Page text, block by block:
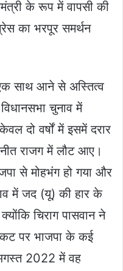
के रूप में वापसी की
का भरपूर समर्थन
साथ आने से अस्तित्व
चुनाव में
दो वर्षों में इसमें दरार
राजग में लौट आए।
से मोहभंग हो गया और
में जद (यू) की हार के
चिराग पासवान ने
पर भाजपा के कई
अगस्त 2022 में वह